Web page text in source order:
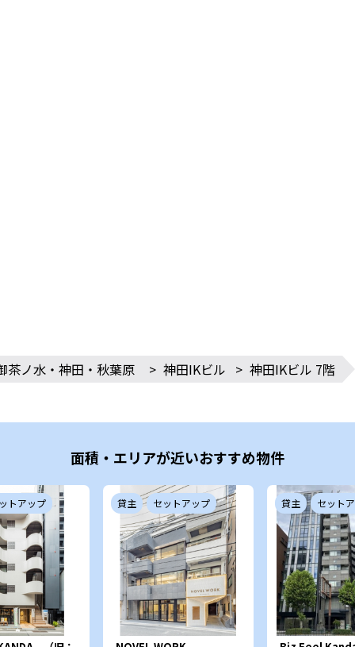
茶ノ水・神田・秋葉原 > 神田IKビル > 神田IKビル 7階
面積・エリアが近いおすすめ物件
トアップ 貸主 セットアップ 貸主 セット